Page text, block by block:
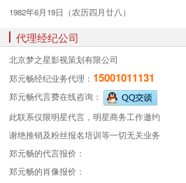
1982年6月19日（农历四月廿八）
代理经纪公司
北京梦之星影视策划有限公司
郑元畅经纪业务代理： 15001011131
郑元畅代言费在线咨询：
此联系仅限明星代言，明星商务工作邀约
谢绝推销及粉丝报名培训等一切无关业务
郑元畅的代言报价：
郑元畅的肖像报价：